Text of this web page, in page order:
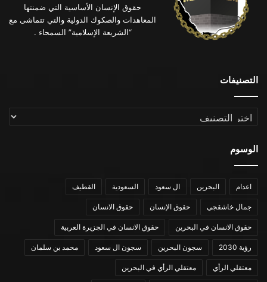
حقوق الإنسان الأساسية التي ضمنتها
المعاهدات والصكوك الدولية والتي تتماشى مع
“الشريعة الإسلامية” السمحاء .
التصنيفات
التصنيفات
الوسوم
اعدام البحرين ال سعود السعودية القطيف
جمال خاشقجي حقوق الإنسان حقوق الانسان
حقوق الانسان في البحرين حقوق الانسان في الجزيرة العربية
رؤية 2030 سجون البحرين سجون ال سعود محمد بن سلمان
معتقلي الرأي معتقلي الرأي في البحرين